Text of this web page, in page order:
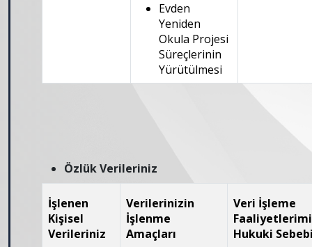
Evden
Yeniden
Okula Projesi
Süreçlerinin
Yürütülmesi
Özlük Verileriniz
İşlenen
Kişisel
Verileriniz
Verilerinizin
İşlenme
Amaçları
Veri İşleme
Hukuki